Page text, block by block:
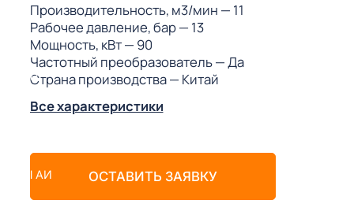
Производительность, м3/мин — 11
Рабочее давление, бар— 13
Мощность, кВт— 90
Частотный преобразователь— Да
Страна производства— Китай
Все характеристики
ОСТАВИТЬ ЗАЯВКУ
(МКС)
АИ